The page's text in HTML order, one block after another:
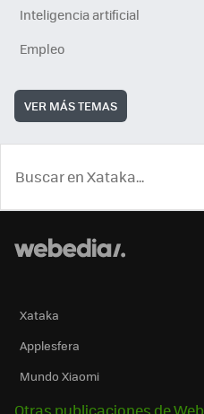
Inteligencia artificial
Empleo
VER MÁS TEMAS
Xataka
Applesfera
Mundo Xiaomi
Otras publicaciones de